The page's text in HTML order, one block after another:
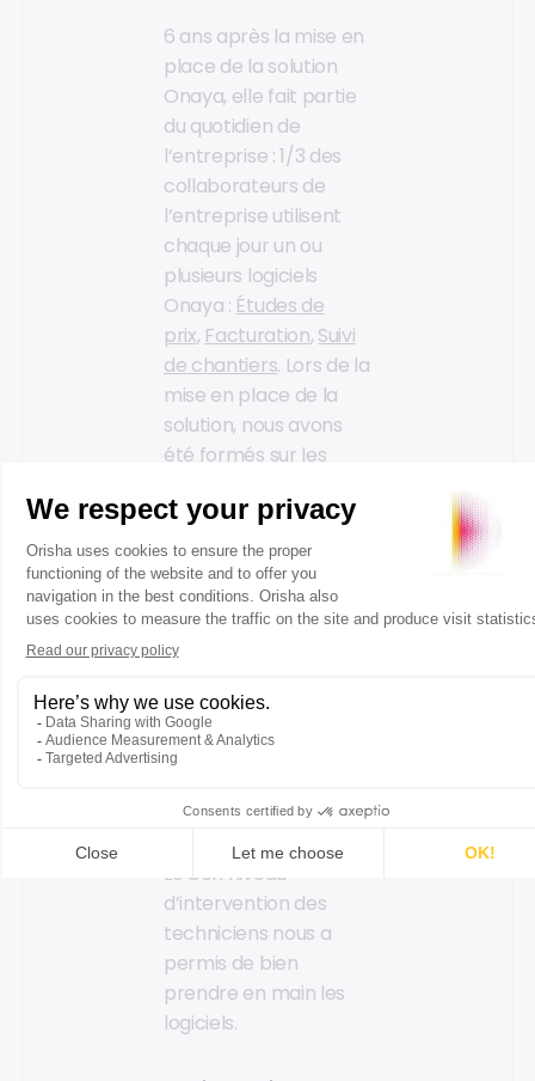
6 ans après la mise en
place de la solution
Onaya, elle fait partie
du quotidien de
l’entreprise : 1/3 des
collaborateurs de
l’entreprise utilisent
chaque jour un ou
plusieurs logiciels
Onaya : Études de
prix, Facturation, Suivi
de chantiers. Lors de la
mise en place de la
solution, nous avons
été formés sur les
Depuis, le service
Assistance a pris le
relais. Nous les
sollicitions
début pour des
questions de mise en
page, de traitement
de fichiers, ou par
avions oublié où se
situe une fonction.
Le bon niveau
d’intervention des
techniciens nous a
permis de bien
prendre en main les
logiciels.